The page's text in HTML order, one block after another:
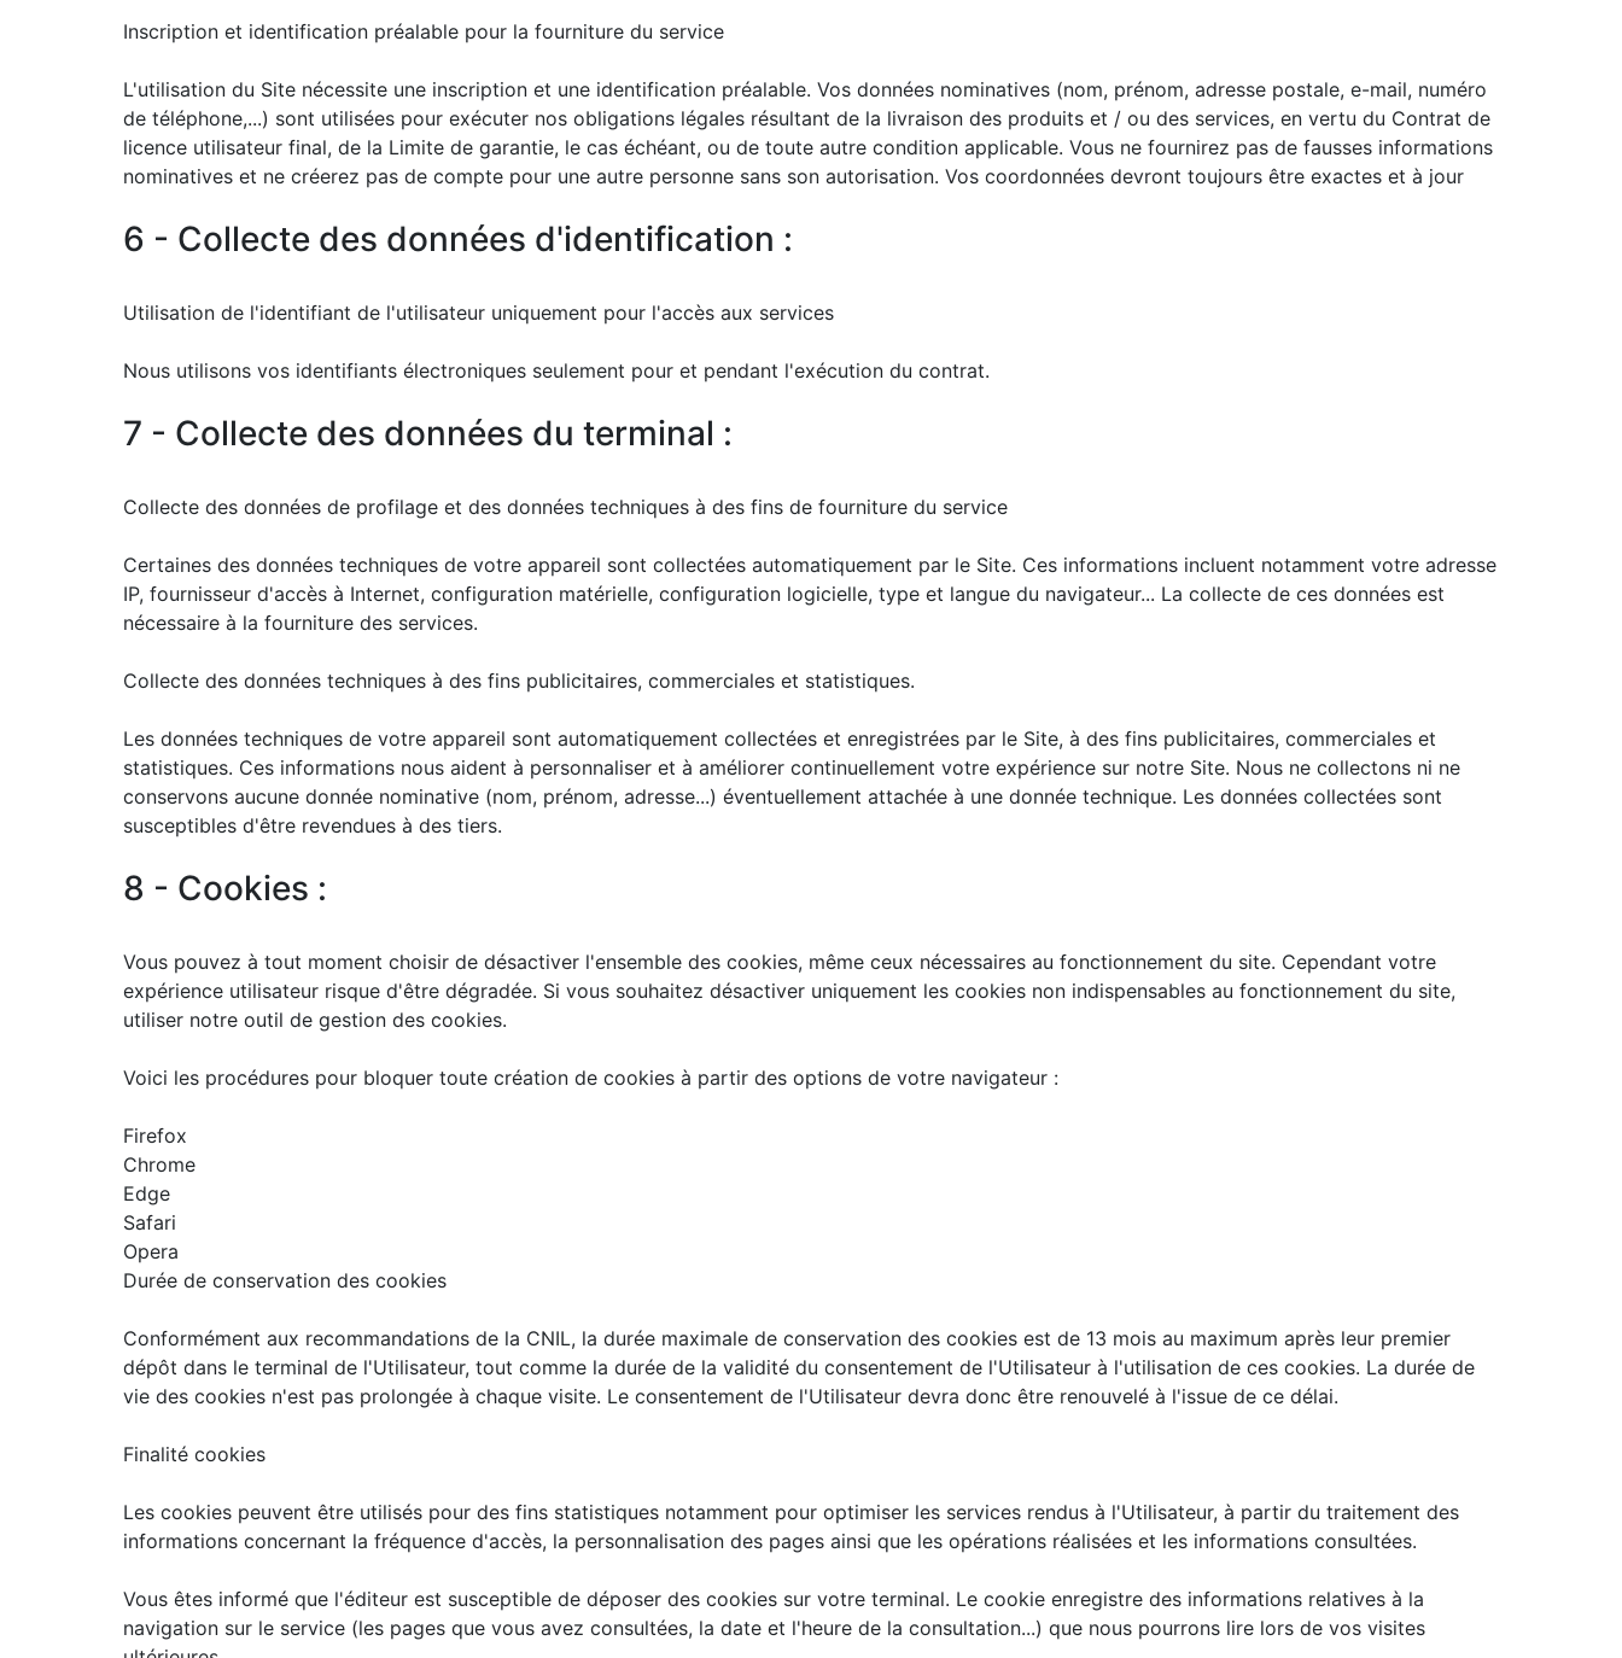
Inscription et identification préalable pour la fourniture du service
L'utilisation du Site nécessite une inscription et une identification préalable. Vos données nominatives (nom, prénom, adresse postale, e-mail, numéro
de téléphone,...) sont utilisées pour exécuter nos obligations légales résultant de la livraison des produits et / ou des services, en vertu du Contrat de
licence utilisateur final, de la Limite de garantie, le cas échéant, ou de toute autre condition applicable. Vous ne fournirez pas de fausses informations
nominatives et ne créerez pas de compte pour une autre personne sans son autorisation. Vos coordonnées devront toujours être exactes et à jour
6 - Collecte des données d'identification :
Utilisation de l'identifiant de l'utilisateur uniquement pour l'accès aux services
Nous utilisons vos identifiants électroniques seulement pour et pendant l'exécution du contrat.
7 - Collecte des données du terminal :
Collecte des données de profilage et des données techniques à des fins de fourniture du service
Certaines des données techniques de votre appareil sont collectées automatiquement par le Site. Ces informations incluent notamment votre adresse
IP, fournisseur d'accès à Internet, configuration matérielle, configuration logicielle, type et langue du navigateur... La collecte de ces données est
nécessaire à la fourniture des services.
Collecte des données techniques à des fins publicitaires, commerciales et statistiques.
Les données techniques de votre appareil sont automatiquement collectées et enregistrées par le Site, à des fins publicitaires, commerciales et
statistiques. Ces informations nous aident à personnaliser et à améliorer continuellement votre expérience sur notre Site. Nous ne collectons ni ne
conservons aucune donnée nominative (nom, prénom, adresse...) éventuellement attachée à une donnée technique. Les données collectées sont
susceptibles d'être revendues à des tiers.
8 - Cookies :
Vous pouvez à tout moment choisir de désactiver l'ensemble des cookies, même ceux nécessaires au fonctionnement du site. Cependant votre
expérience utilisateur risque d'être dégradée. Si vous souhaitez désactiver uniquement les cookies non indispensables au fonctionnement du site,
utiliser notre outil de gestion des cookies.
Voici les procédures pour bloquer toute création de cookies à partir des options de votre navigateur :
Firefox
Chrome
Edge
Safari
Opera
Durée de conservation des cookies
Conformément aux recommandations de la CNIL, la durée maximale de conservation des cookies est de 13 mois au maximum après leur premier
dépôt dans le terminal de l'Utilisateur, tout comme la durée de la validité du consentement de l'Utilisateur à l'utilisation de ces cookies. La durée de
vie des cookies n'est pas prolongée à chaque visite. Le consentement de l'Utilisateur devra donc être renouvelé à l'issue de ce délai.
Finalité cookies
Les cookies peuvent être utilisés pour des fins statistiques notamment pour optimiser les services rendus à l'Utilisateur, à partir du traitement des
informations concernant la fréquence d'accès, la personnalisation des pages ainsi que les opérations réalisées et les informations consultées.
Vous êtes informé que l'éditeur est susceptible de déposer des cookies sur votre terminal. Le cookie enregistre des informations relatives à la
navigation sur le service (les pages que vous avez consultées, la date et l'heure de la consultation...) que nous pourrons lire lors de vos visites